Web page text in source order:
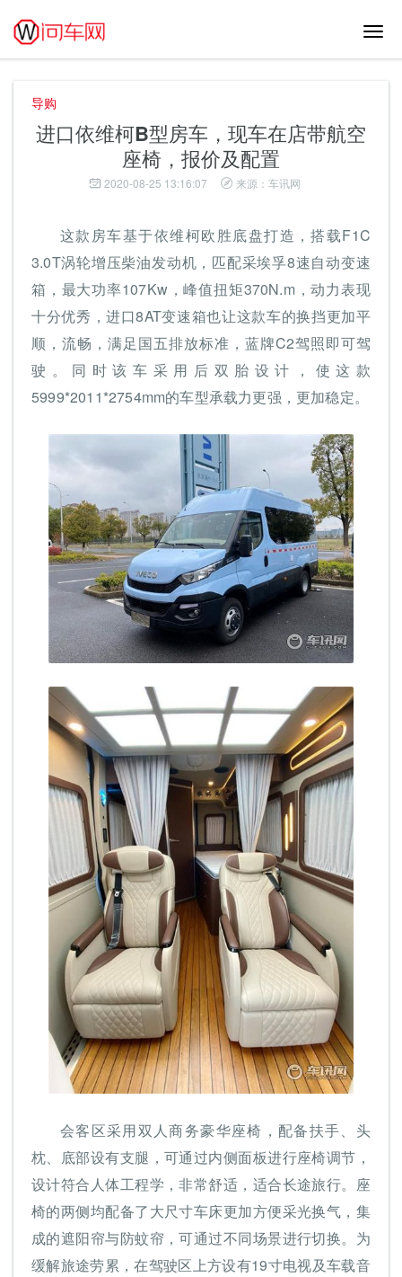
切
导购
进口依维柯B型房车，现车在店带航空
座椅，报价及配置
2020-08-25 13:16:07 来源：车讯网
这款房车基于依维柯欧胜底盘打造，搭载F1C
3.0T涡轮增压柴油发动机，匹配采埃孚8速自动变速
箱，最大功率107Kw，峰值扭矩370N.m，动力表现
十分优秀，进口8AT变速箱也让这款车的换挡更加平
顺，流畅，满足国五排放标准，蓝牌C2驾照即可驾
驶。同时该车采用后双胎设计，使这款
5999*2011*2754mm的车型承载力更强，更加稳定。
会客区采用双人商务豪华座椅，配备扶手、头
枕、底部设有支腿，可通过内侧面板进行座椅调节，
设计符合人体工程学，非常舒适，适合长途旅行。座
椅的两侧均配备了大尺寸车床更加方便采光换气，集
成的遮阳帘与防蚊帘，可通过不同场景进行切换。为
缓解旅途劳累，在驾驶区上方设有19寸电视及车载音